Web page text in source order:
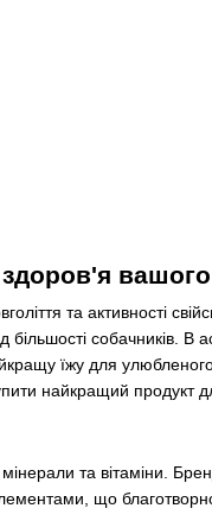
та активності
собачників. В
їжу для
найкращий продукт
та вітаміни.
що